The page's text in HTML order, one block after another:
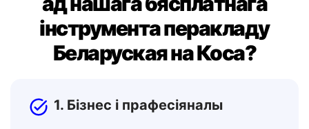
Хто можа атрымаць выгаду
ад нашага бясплатнага
інструмента перакладу